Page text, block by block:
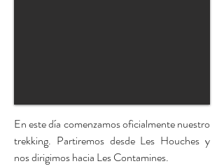
En este día comenzamos oficialmente nuestro
trekking. Partiremos desde Les Houches y
nos dirigimos hacia Les Contamines.